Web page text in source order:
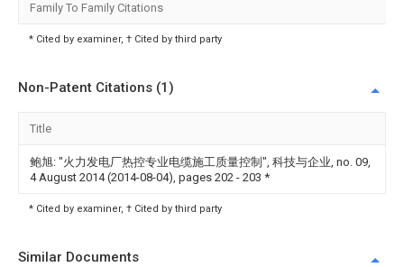
Family To Family Citations
* Cited by examiner, † Cited by third party
Non-Patent Citations (1)
Title
鲍旭: "火力发电厂热控专业电缆施工质量控制", 科技与企业, no. 09,
4 August 2014 (2014-08-04), pages 202 - 203 *
* Cited by examiner, † Cited by third party
Similar Documents